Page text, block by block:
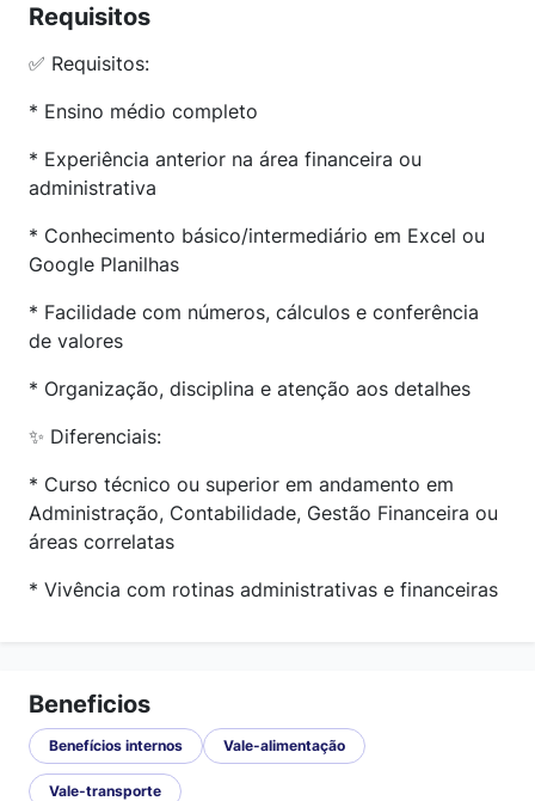
Requisitos
✅ Requisitos:
* Ensino médio completo
* Experiência anterior na área financeira ou
administrativa
* Conhecimento básico/intermediário em Excel ou
Google Planilhas
* Facilidade com números, cálculos e conferência
de valores
* Organização, disciplina e atenção aos detalhes
✨ Diferenciais:
* Curso técnico ou superior em andamento em
Administração, Contabilidade, Gestão Financeira ou
áreas correlatas
* Vivência com rotinas administrativas e financeiras
Beneficios
Benefícios internos Vale-alimentação
Vale-transporte